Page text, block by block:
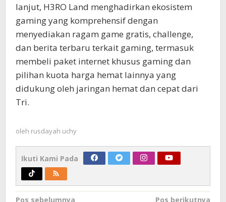
lanjut, H3RO Land menghadirkan ekosistem
gaming yang komprehensif dengan
menyediakan ragam game gratis, challenge,
dan berita terbaru terkait gaming, termasuk
membeli paket internet khusus gaming dan
pilihan kuota harga hemat lainnya yang
didukung oleh jaringan hemat dan cepat dari
Tri.
oleh rusdayah uchy
Ikuti Kami Pada
Pos sebelumnya Pos berikutnya